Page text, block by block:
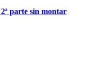
parte sin montar